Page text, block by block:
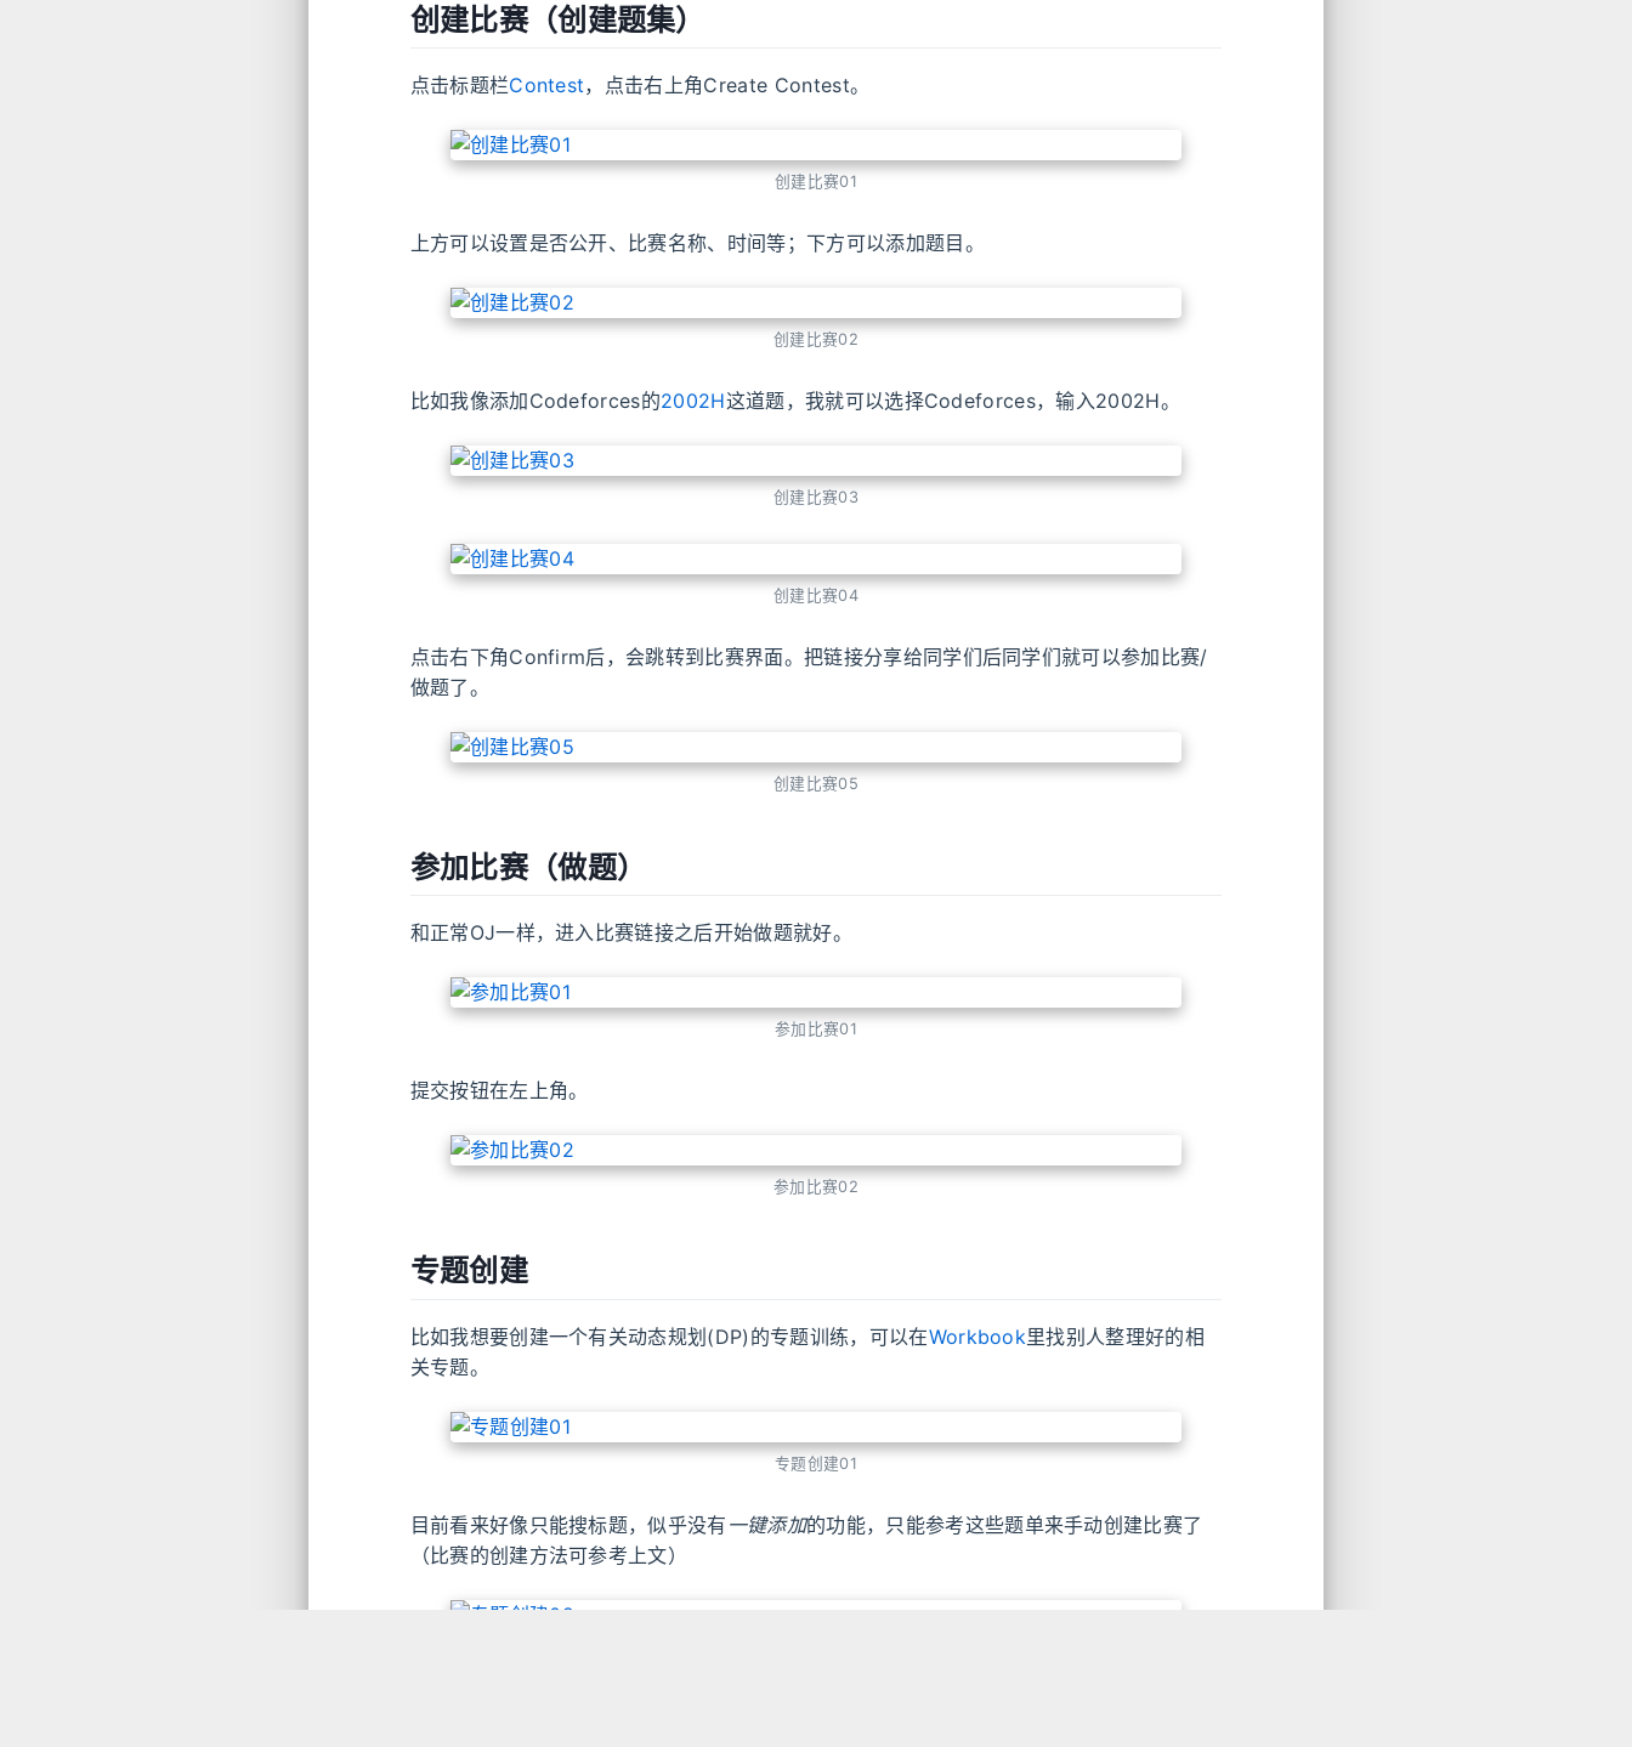
创建比赛（创建题集）
点击标题栏Contest，点击右上角Create Contest。
创建比赛01
上方可以设置是否公开、比赛名称、时间等；下方可以添加题目。
创建比赛02
比如我像添加Codeforces的2002H这道题，我就可以选择Codeforces，输入2002H。
创建比赛03
创建比赛04
点击右下角Confirm后，会跳转到比赛界面。把链接分享给同学们后同学们就可以参加比赛/
做题了。
创建比赛05
参加比赛（做题）
和正常OJ一样，进入比赛链接之后开始做题就好。
参加比赛01
提交按钮在左上角。
参加比赛02
专题创建
比如我想要创建一个有关动态规划(DP)的专题训练，可以在Workbook里找别人整理好的相
关专题。
专题创建01
目前看来好像只能搜标题，似乎没有 一键添加的功能，只能参考这些题单来手动创建比赛了
（比赛的创建方法可参考上文）